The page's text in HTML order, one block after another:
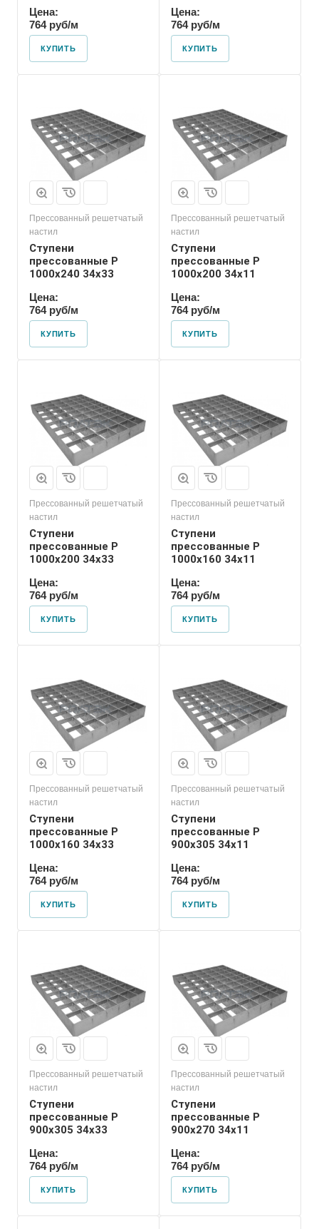
Цена:
764 руб/м
КУПИТЬ
Цена:
764 руб/м
КУПИТЬ
Прессованный решетчатый
настил
Ступени
прессованные P
1000х240 34х33
Цена:
764 руб/м
КУПИТЬ
Прессованный решетчатый
настил
Ступени
прессованные P
1000х200 34х11
Цена:
764 руб/м
КУПИТЬ
Прессованный решетчатый
настил
Ступени
прессованные P
1000х200 34х33
Цена:
764 руб/м
КУПИТЬ
Прессованный решетчатый
настил
Ступени
прессованные P
1000х160 34х11
Цена:
764 руб/м
КУПИТЬ
Прессованный решетчатый
настил
Ступени
прессованные P
1000х160 34х33
Цена:
764 руб/м
КУПИТЬ
Прессованный решетчатый
настил
Ступени
прессованные P
900х305 34х11
Цена:
764 руб/м
КУПИТЬ
Прессованный решетчатый
настил
Ступени
прессованные P
900х305 34х33
Цена:
764 руб/м
КУПИТЬ
Прессованный решетчатый
настил
Ступени
прессованные P
900х270 34х11
Цена:
764 руб/м
КУПИТЬ